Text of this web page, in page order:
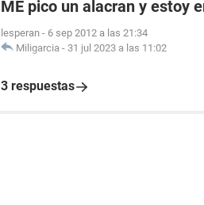
ME pico un alacran y estoy
lesperan - 6 sep 2012 a las 21:34
Miligarcia - 31 jul 2023 a las 11:02
3 respuestas